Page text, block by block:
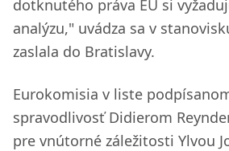
dotknutého práva EÚ si
analýzu," uvádza sa v
zaslala do Bratislavy.
Eurokomisia v liste
spravodlivosť Didierom
pre vnútorné záležitosti Ylvou